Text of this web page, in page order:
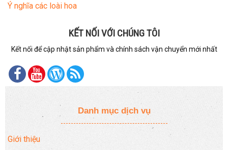
Ý nghĩa các loài hoa
KẾT NỐI VỚI CHÚNG TÔI
Kết nối để cập nhật sản phẩm và chính sách vận chuyển mới nhất
Danh mục dịch vụ
Giới thiệu